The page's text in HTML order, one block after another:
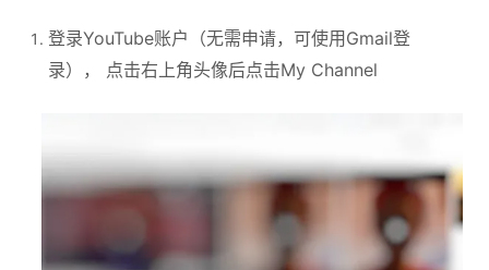
登录YouTube账户（无需申请，可使用Gmail登
录）， 点击右上角头像后点击My Channel